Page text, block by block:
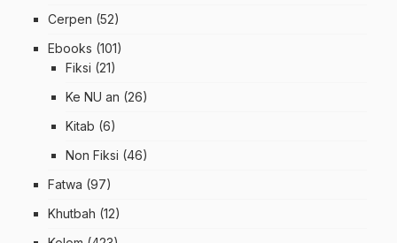
Cerpen (52)
Ebooks (101)
Fiksi (21)
Ke NU an (26)
Kitab (6)
Non Fiksi (46)
Fatwa (97)
Khutbah (12)